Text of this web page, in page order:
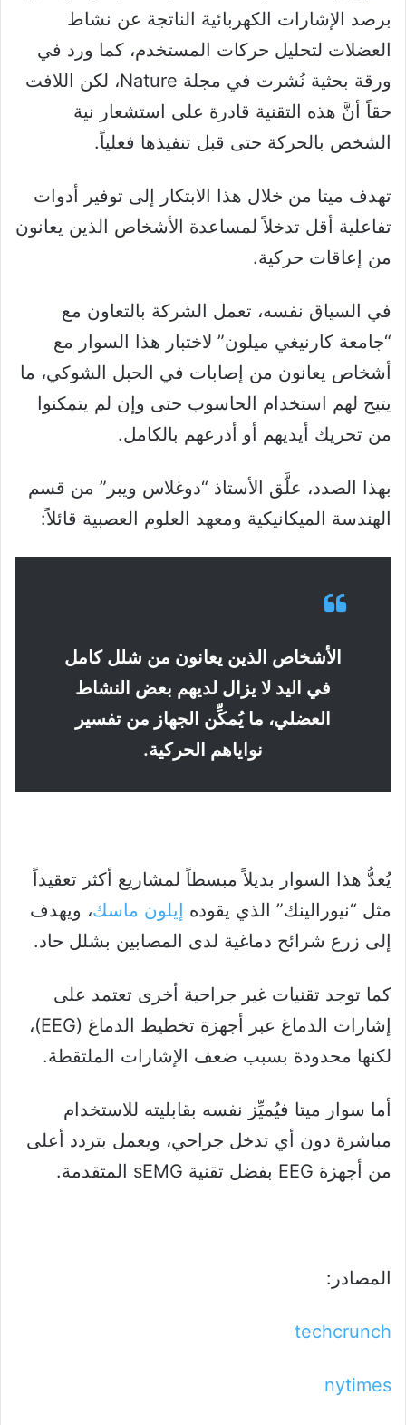
برصد الإشارات الكهربائية الناتجة عن نشاط
العضلات لتحليل حركات المستخدم، كما ورد في
ورقة بحثية نُشرت في مجلة Nature، لكن اللافت
حقاً أنَّ هذه التقنية قادرة على استشعار نية
الشخص بالحركة حتى قبل تنفيذها فعلياً.
تهدف ميتا من خلال هذا الابتكار إلى توفير أدوات
تفاعلية أقل تدخلاً لمساعدة الأشخاص الذين يعانون
من إعاقات حركية.
في السياق نفسه، تعمل الشركة بالتعاون مع
“جامعة كارنيغي ميلون” لاختبار هذا السوار مع
أشخاص يعانون من إصابات في الحبل الشوكي، ما
يتيح لهم استخدام الحاسوب حتى وإن لم يتمكنوا
من تحريك أيديهم أو أذرعهم بالكامل.
بهذا الصدد، علَّق الأستاذ “دوغلاس ويبر” من قسم
الهندسة الميكانيكية ومعهد العلوم العصبية قائلاً:
الأشخاص الذين يعانون من شلل كامل
في اليد لا يزال لديهم بعض النشاط
العضلي، ما يُمكِّن الجهاز من تفسير
نواياهم الحركية.
يُعدُّ هذا السوار بديلاً مبسطاً لمشاريع أكثر تعقيداً
مثل “نيورالينك” الذي يقوده إيلون ماسك، ويهدف
إلى زرع شرائح دماغية لدى المصابين بشلل حاد.
كما توجد تقنيات غير جراحية أخرى تعتمد على
إشارات الدماغ عبر أجهزة تخطيط الدماغ (EEG)،
لكنها محدودة بسبب ضعف الإشارات الملتقطة.
أما سوار ميتا فيُميِّز نفسه بقابليته للاستخدام
مباشرة دون أي تدخل جراحي، ويعمل بتردد أعلى
من أجهزة EEG بفضل تقنية sEMG المتقدمة.
المصادر:
techcrunch
nytimes